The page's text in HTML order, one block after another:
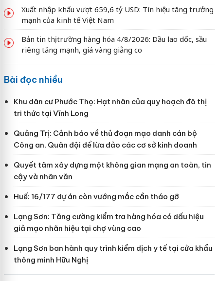
Xuất nhập khẩu vượt 659,6 tỷ USD: Tín hiệu tăng trưởng
mạnh của kinh tế Việt Nam
Bản tin thị trường hàng hóa 4/8/2026: Dầu lao dốc, sầu
riêng tăng mạnh, giá vàng giằng co
Bài đọc nhiều
Khu dân cư Phước Thọ: Hạt nhân của quy hoạch đô thị
tri thức tại Vĩnh Long
Quảng Trị: Cảnh báo về thủ đoạn mạo danh cán bộ
Công an, Quân đội để lừa đảo các cơ sở kinh doanh
Quyết tâm xây dựng một không gian mạng an toàn, tin
cậy và nhân văn
Huế: 16/177 dự án còn vướng mắc cần tháo gỡ
Lạng Sơn: Tăng cường kiểm tra hàng hóa có dấu hiệu
giả mạo nhãn hiệu tại chợ vùng cao
Lạng Sơn ban hành quy trình kiểm dịch y tế tại cửa khẩu
thông minh Hữu Nghị